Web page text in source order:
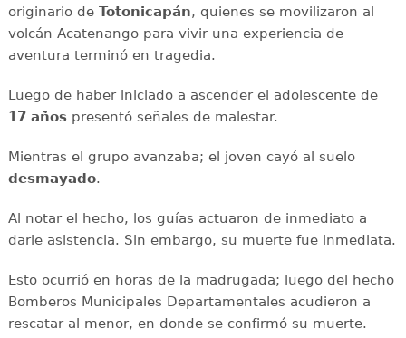
originario de Totonicapán, quienes se movilizaron al
volcán Acatenango para vivir una experiencia de
aventura terminó en tragedia.
Luego de haber iniciado a ascender el adolescente de
17 añospresentó señales de malestar.
Mientras el grupo avanzaba; el joven cayó al suelo
desmayado.
Al notar el hecho, los guías actuaron de inmediato a
darle asistencia. Sin embargo, su muerte fue inmediata.
Esto ocurrió en horas de la madrugada; luego del hecho
Bomberos Municipales Departamentales acudieron a
rescatar al menor, en donde se confirmó su muerte.